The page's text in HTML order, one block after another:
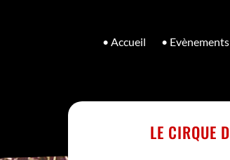
• Accueil • Evènements
LE CIRQUE